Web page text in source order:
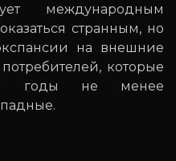
международным
странным, но
на внешние
которые
годы не менее